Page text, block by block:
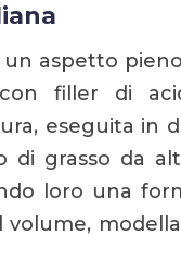
un aspetto
filler di
eseguita in
di grasso da
loro una